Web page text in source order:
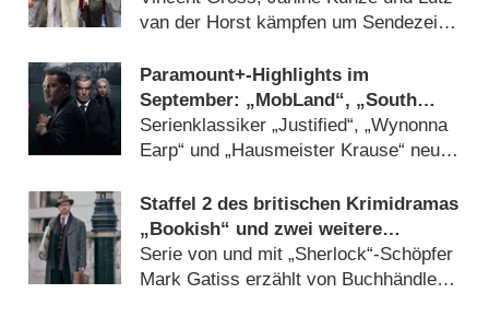
van der Horst kämpfen um Sendezeit
Paramount+-Highlights im
September: „MobLand“, „South
Park“, „FBI“, „DOC“ und
„Farscape“
Serienklassiker „Justified“, „Wynonna
Earp“ und „Hausmeister Krause“ neu
Staffel 2 des britischen Krimidramas
„Bookish“ und zwei weitere
Premieren im Oktober bei AXN
Serie von und mit „Sherlock“-Schöpfer
Mark Gatiss erzählt von Buchhändler